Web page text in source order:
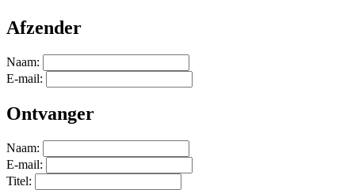
Afzender
Naam:
E-mail:
Ontvanger
Naam:
E-mail:
Titel: